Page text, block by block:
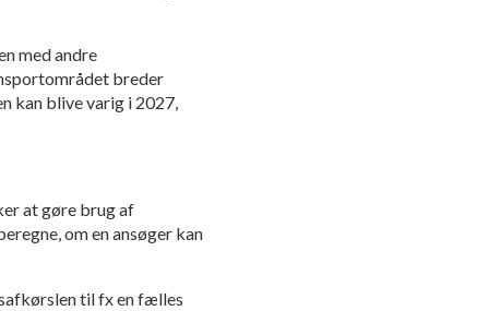
med andre
breder
kan blive varig i 2027,
at gøre brug af
om en ansøger kan
til fx en fælles